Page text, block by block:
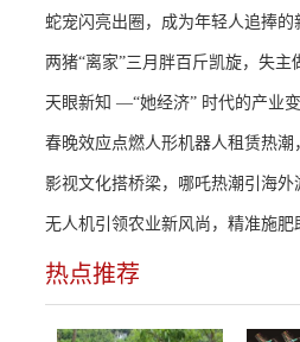
蛇宠闪亮出圈，成为年轻人追捧的
两猪“离家”三月胖百斤凯旋，失主
天眼新知 —“她经济” 时代的产业
影视文化搭桥梁，哪吒热潮引海外
热点推荐